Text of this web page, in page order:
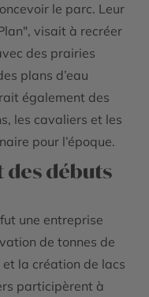
le parc. Leur
visait à recréer
des prairies
plans d’eau
également des
les cavaliers et les
pour l’époque.
des débuts
une entreprise
de tonnes de
et la création de lacs
participèrent à